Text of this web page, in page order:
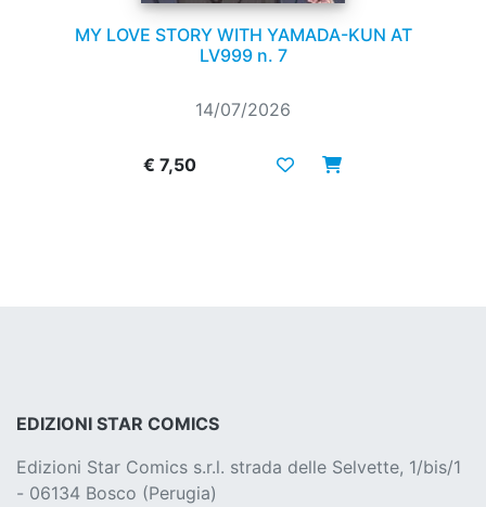
MY LOVE STORY WITH YAMADA-KUN AT
LV999 n. 7
14/07/2026
€ 7,50
EDIZIONI STAR COMICS
Edizioni Star Comics s.r.l. strada delle Selvette, 1/bis/1
- 06134 Bosco (Perugia)